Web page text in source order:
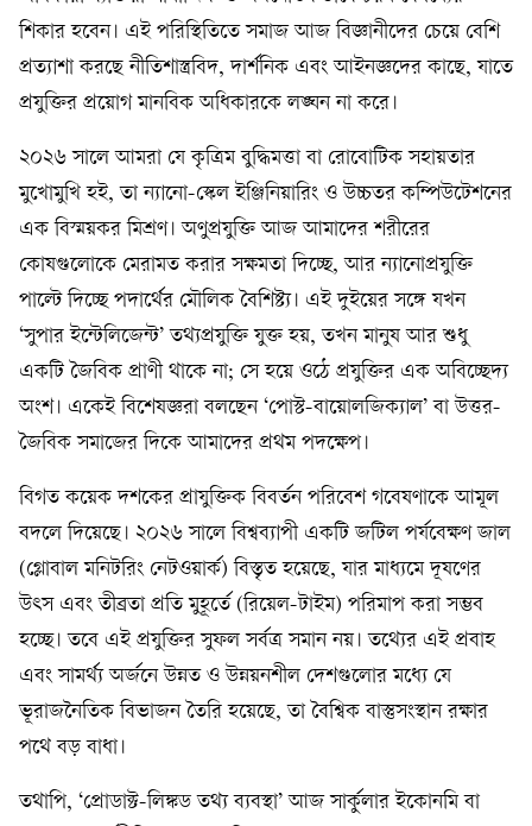
শিকার হবেন। এই পরিস্থিতিতে সমাজ আজ বিজ্ঞানীদের চেয়ে বেশি
প্রত্যাশা করছে নীতিশাস্ত্রবিদ, দার্শনিক এবং আইনজ্ঞদের কাছে, যাতে
প্রযুক্তির প্রয়োগ মানবিক অধিকারকে লঙ্ঘন না করে।
২০২৬ সালে আমরা যে কৃত্রিম বুদ্ধিমত্তা বা রোবোটিক সহায়তার
মুখোমুখি হই, তা ন্যানো-স্কেল ইঞ্জিনিয়ারিং ও উচ্চতর কম্পিউটেশনের
এক বিস্ময়কর মিশ্রণ। অণুপ্রযুক্তি আজ আমাদের শরীরের
কোষগুলোকে মেরামত করার সক্ষমতা দিচ্ছে, আর ন্যানোপ্রযুক্তি
পাল্টে দিচ্ছে পদার্থের মৌলিক বৈশিষ্ট্য। এই দুইয়ের সঙ্গে যখন
‘সুপার ইন্টেলিজেন্ট’ তথ্যপ্রযুক্তি যুক্ত হয়, তখন মানুষ আর শুধু
একটি জৈবিক প্রাণী থাকে না; সে হয়ে ওঠে প্রযুক্তির এক অবিচ্ছেদ্য
অংশ। একেই বিশেষজ্ঞরা বলছেন ‘পোস্ট-বায়োলজিক্যাল’ বা উত্তর-
জৈবিক সমাজের দিকে আমাদের প্রথম পদক্ষেপ।
বিগত কয়েক দশকের প্রাযুক্তিক বিবর্তন পরিবেশ গবেষণাকে আমূল
বদলে দিয়েছে। ২০২৬ সালে বিশ্বব্যাপী একটি জটিল পর্যবেক্ষণ জাল
(গ্লোবাল মনিটরিং নেটওয়ার্ক) বিস্তৃত হয়েছে, যার মাধ্যমে দূষণের
উৎস এবং তীব্রতা প্রতি মুহূর্তে (রিয়েল-টাইম) পরিমাপ করা সম্ভব
হচ্ছে। তবে এই প্রযুক্তির সুফল সর্বত্র সমান নয়। তথ্যের এই প্রবাহ
এবং সামর্থ্য অর্জনে উন্নত ও উন্নয়নশীল দেশগুলোর মধ্যে যে
ভূরাজনৈতিক বিভাজন তৈরি হয়েছে, তা বৈশ্বিক বাস্তুসংস্থান রক্ষার
পথে বড় বাধা।
তথাপি, ‘প্রোডাক্ট-লিঙ্কড তথ্য ব্যবস্থা’ আজ সার্কুলার ইকোনমি বা